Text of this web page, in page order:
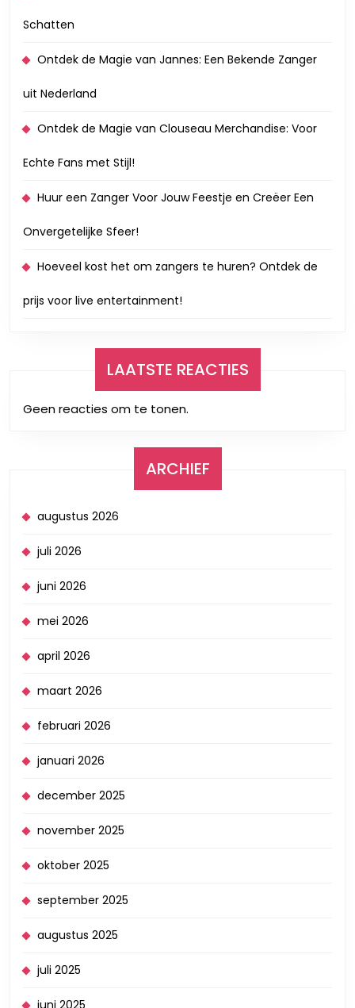
Schatten
Ontdek de Magie van Jannes: Een Bekende Zanger
uit Nederland
Ontdek de Magie van Clouseau Merchandise: Voor
Echte Fans met Stijl!
Huur een Zanger Voor Jouw Feestje en Creëer Een
Onvergetelijke Sfeer!
Hoeveel kost het om zangers te huren? Ontdek de
prijs voor live entertainment!
LAATSTE REACTIES
Geen reacties om te tonen.
ARCHIEF
augustus 2026
juli 2026
juni 2026
mei 2026
april 2026
maart 2026
februari 2026
januari 2026
december 2025
november 2025
oktober 2025
september 2025
augustus 2025
juli 2025